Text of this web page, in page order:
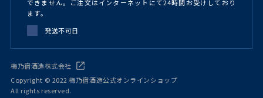
できません。ご注文はインターネットにて24時間お受けしており
ます。
発送不可日
梅乃宿酒造株式会社
Copyright © 2022 梅乃宿酒造公式オンラインショップ
All rights reserved.